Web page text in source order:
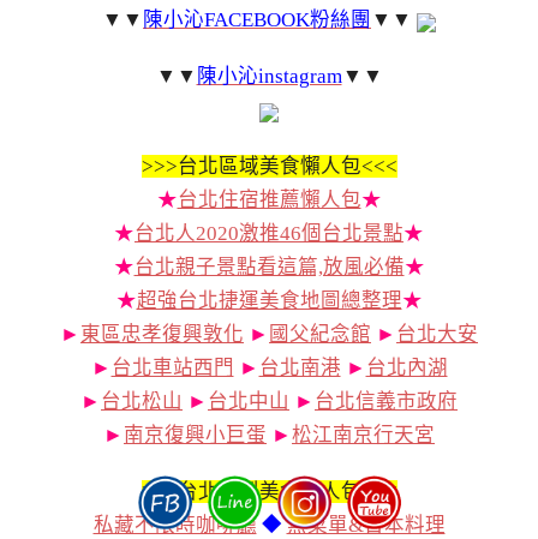
▼▼ 陳小沁FACEBOOK粉絲團 ▼▼
▼▼ 陳小沁instagram▼▼
>>>台北區域美食懶人包<<<
★台北住宿推薦懶人包★
★台北人2020激推46個台北景點★
★台北親子景點看這篇,放風必備★
★超強台北捷運美食地圖總整理★
► 東區忠孝復興敦化 ► 國父紀念館 ► 台北大安
► 台北車站西門 ► 台北南港 ► 台北內湖
► 台北松山 ► 台北中山 ► 台北信義市政府
► 南京復興小巨蛋 ► 松江南京行天宮
>>>台北類型美食懶人包<<<
私藏不限時咖啡廳 ◆無菜單&日本料理